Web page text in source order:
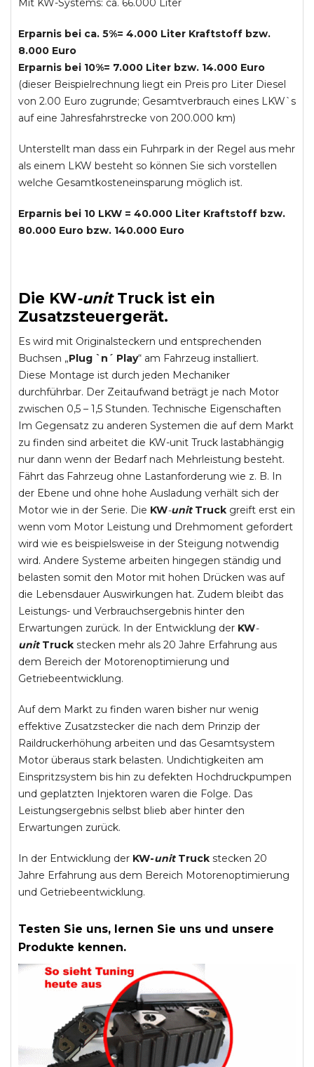
Mit KW-Systems: ca. 66.000 Liter
Erparnis bei ca. 5%= 4.000 Liter Kraftstoff bzw.
8.000 Euro
Erparnis bei 10%= 7.000 Liter bzw. 14.000 Euro
(dieser Beispielrechnung liegt ein Preis pro Liter Diesel
von 2.00 Euro zugrunde; Gesamtverbrauch eines LKW`s
auf eine Jahresfahrstrecke von 200.000 km)
Unterstellt man dass ein Fuhrpark in der Regel aus mehr
als einem LKW besteht so können Sie sich vorstellen
welche Gesamtkosteneinsparung möglich ist.
Erparnis bei 10 LKW = 40.000 Liter Kraftstoff bzw.
80.000 Euro bzw. 140.000 Euro
Die KW-unit Truckist ein
Zusatzsteuergerät.
Es wird mit Originalsteckern und entsprechenden
Buchsen „Plug `n´ Play“ am Fahrzeug installiert.
Diese Montage ist durch jeden Mechaniker
durchführbar. Der Zeitaufwand beträgt je nach Motor
zwischen 0,5 – 1,5 Stunden. Technische Eigenschaften
Im Gegensatz zu anderen Systemen die auf dem Markt
zu finden sind arbeitet die KW-unit Truck lastabhängig
nur dann wenn der Bedarf nach Mehrleistung besteht.
Fährt das Fahrzeug ohne Lastanforderung wie z. B. In
der Ebene und ohne hohe Ausladung verhält sich der
Motor wie in der Serie. Die KW-unit Truck greift erst ein
wenn vom Motor Leistung und Drehmoment gefordert
wird wie es beispielsweise in der Steigung notwendig
wird. Andere Systeme arbeiten hingegen ständig und
belasten somit den Motor mit hohen Drücken was auf
die Lebensdauer Auswirkungen hat. Zudem bleibt das
Leistungs- und Verbrauchsergebnis hinter den
Erwartungen zurück. In der Entwicklung der KW-
unit Truck stecken mehr als 20 Jahre Erfahrung aus
dem Bereich der Motorenoptimierung und
Getriebeentwicklung.
Auf dem Markt zu finden waren bisher nur wenig
effektive Zusatzstecker die nach dem Prinzip der
Raildruckerhöhung arbeiten und das Gesamtsystem
Motor überaus stark belasten. Undichtigkeiten am
Einspritzsystem bis hin zu defekten Hochdruckpumpen
und geplatzten Injektoren waren die Folge. Das
Leistungsergebnis selbst blieb aber hinter den
Erwartungen zurück.
In der Entwicklung der KW-unitTruck stecken 20
Jahre Erfahrung aus dem Bereich Motorenoptimierung
und Getriebeentwicklung.
Testen Sie uns, lernen Sie uns und unsere
Produkte kennen.